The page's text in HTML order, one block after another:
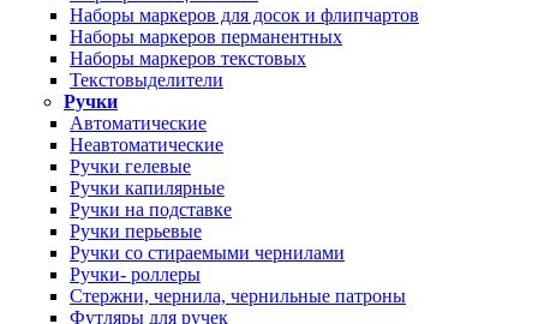
Наборы маркеров для досок и флипчартов
Наборы маркеров перманентных
Наборы маркеров текстовых
Текстовыделители
Ручки
Автоматические
Неавтоматические
Ручки гелевые
Ручки капилярные
Ручки на подставке
Ручки перьевые
Ручки со стираемыми чернилами
Ручки- роллеры
Стержни, чернила, чернильные патроны
Футляры для ручек